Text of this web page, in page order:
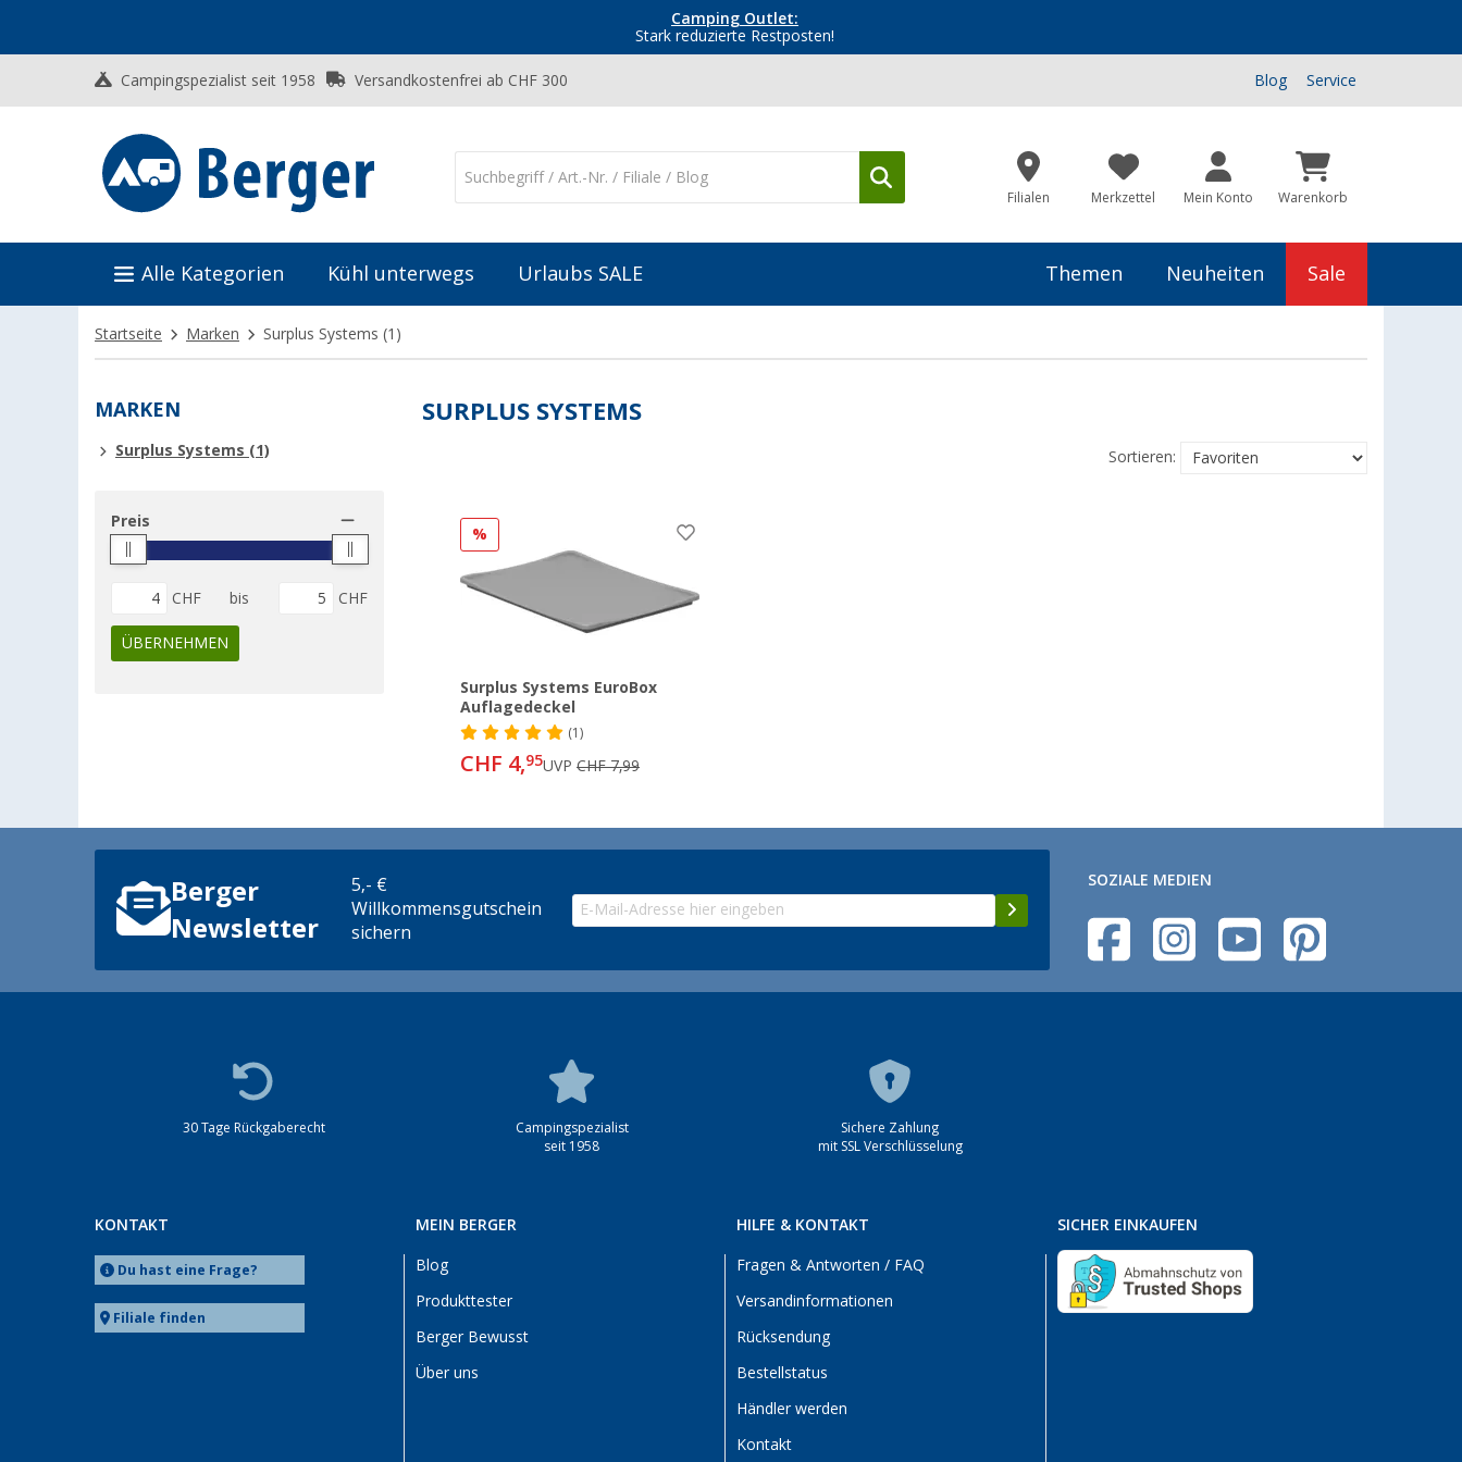
Camping Outlet:
Stark reduzierte Restposten!
Campingspezialist seit 1958 Versandkostenfrei ab CHF 300 Blog Service
Filialen Merkzettel Mein Konto Warenkorb
Alle Kategorien Kühl unterwegs Urlaubs SALE Themen Neuheiten Sale
Startseite Marken Surplus Systems (1)
MARKEN
Surplus Systems (1)
Preis
CHF bis CHF
ÜBERNEHMEN
SURPLUS SYSTEMS
Sortieren:
%
Surplus Systems EuroBox
Auflagedeckel
(1)
CHF 4,95UVPCHF 7,99
Berger
Newsletter
5,- €
Willkommensgutschein
sichern
SOZIALE MEDIEN
30 Tage Rückgaberecht
Campingspezialist
seit 1958
Sichere Zahlung
mit SSL Verschlüsselung
KONTAKT
Du hast eine Frage?
Filiale finden
MEIN BERGER
Blog
Produkttester
Berger Bewusst
Über uns
HILFE & KONTAKT
Fragen & Antworten / FAQ
Versandinformationen
Rücksendung
Bestellstatus
Händler werden
Kontakt
SICHER EINKAUFEN